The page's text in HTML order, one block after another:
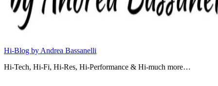
Hi-Blog by Andrea Bassanelli
Hi-Tech, Hi-Fi, Hi-Res, Hi-Performance & Hi-much more…